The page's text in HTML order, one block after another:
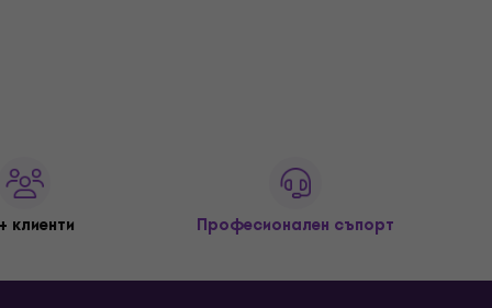
клиенти Професионален съпорт